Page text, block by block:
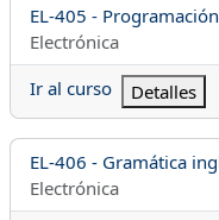
Nombre del curso
EL-405 -
Categoría del curso
Electrónica
Ir al curso
Detalles
Nombre del curso
EL-406 - Gramática
Categoría del curso
Electrónica